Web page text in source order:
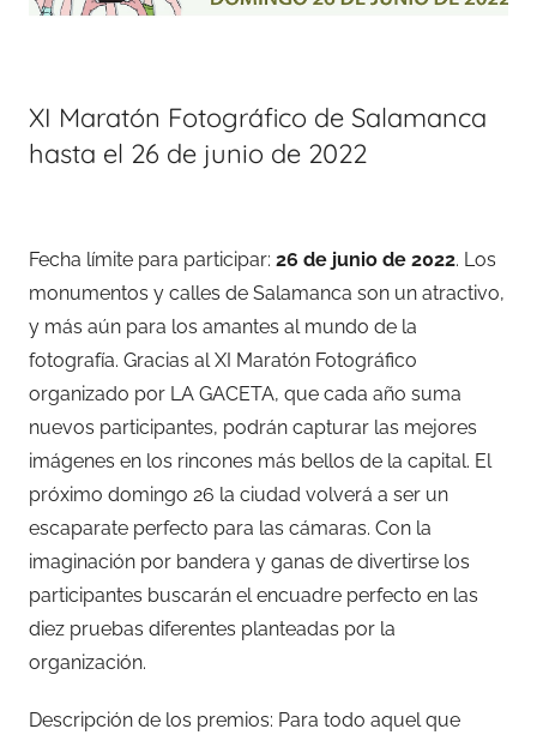
XI Maratón Fotográfico de Salamanca
hasta el 26 de junio de 2022
Fecha límite para participar: 26 de junio de 2022. Los
monumentos y calles de Salamanca son un atractivo,
y más aún para los amantes al mundo de la
fotografía. Gracias al XI Maratón Fotográfico
organizado por LA GACETA, que cada año suma
nuevos participantes, podrán capturar las mejores
imágenes en los rincones más bellos de la capital. El
próximo domingo 26 la ciudad volverá a ser un
escaparate perfecto para las cámaras. Con la
imaginación por bandera y ganas de divertirse los
participantes buscarán el encuadre perfecto en las
diez pruebas diferentes planteadas por la
organización.
Descripción de los premios: Para todo aquel que